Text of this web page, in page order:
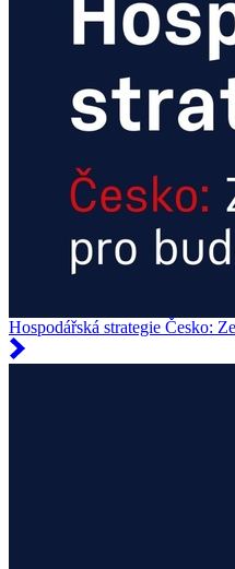
Hospodářská strategie Česko: